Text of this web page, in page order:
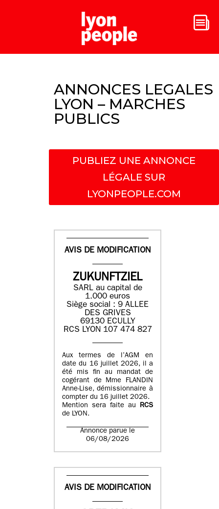
ANNONCES LEGALES
LYON – MARCHES
PUBLICS
PUBLIEZ UNE ANNONCE
LÉGALE SUR
LYONPEOPLE.COM
AVIS DE MODIFICATION
ZUKUNFTZIEL
SARL au capital de
1.000 euros
Siège social : 9 ALLEE
DES GRIVES
69130 ECULLY
RCS LYON 107 474 827
Aux termes de l’AGM en
date du 16 juillet 2026, il a
été mis fin au mandat de
cogérant de Mme FLANDIN
Anne-Lise, démissionnaire à
compter du 16 juillet 2026.
Mention sera faite au RCS
de LYON.
Annonce parue le
06/08/2026
AVIS DE MODIFICATION